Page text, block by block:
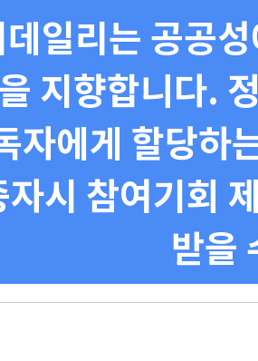
일리는 공공
지향합니다.
자에게 할당하
시 참여기회
받을